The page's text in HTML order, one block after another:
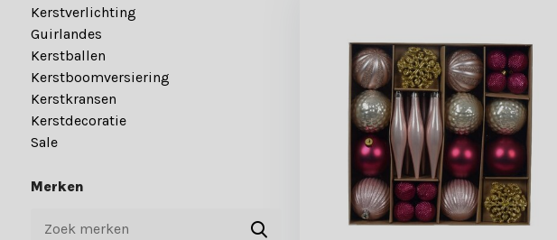
Kerstverlichting
Guirlandes
Kerstballen
Kerstboomversiering
Kerstkransen
Kerstdecoratie
Sale
Merken